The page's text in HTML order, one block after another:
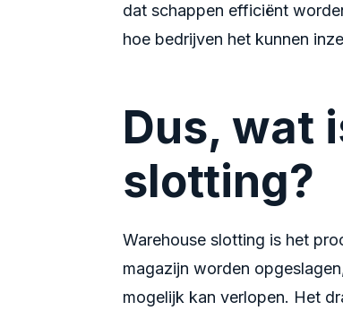
dat schappen efficiënt
hoe bedrijven het kunnen
Dus, wat
slotting?
Warehouse slotting is het
magazijn worden
mogelijk kan verlopen. Het